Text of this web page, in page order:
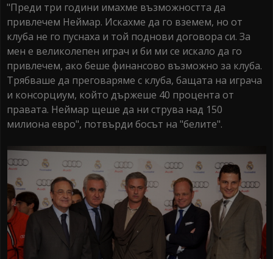
"Преди три години имахме възможността да
привлечем Неймар. Искахме да го вземем, но от
клуба не го пуснаха и той поднови договора си. За
мен е великолепен играч и би ми се искало да го
привлечем, ако беше финансово възможно за клуба.
Трябваше да преговаряме с клуба, бащата на играча
и консорциум, който държеше 40 процента от
правата. Неймар щеше да ни струва над 150
милиона евро", потвърди босът на "белите".